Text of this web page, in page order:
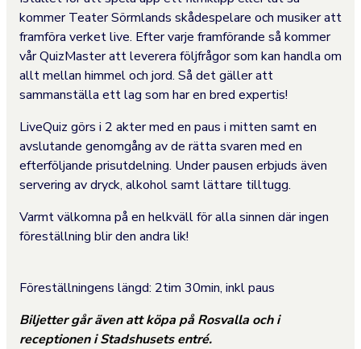
kommer Teater Sörmlands skådespelare och musiker att
framföra verket live. Efter varje framförande så kommer
vår QuizMaster att leverera följfrågor som kan handla om
allt mellan himmel och jord. Så det gäller att
sammanställa ett lag som har en bred expertis!
LiveQuiz görs i 2 akter med en paus i mitten samt en
avslutande genomgång av de rätta svaren med en
efterföljande prisutdelning. Under pausen erbjuds även
servering av dryck, alkohol samt lättare tilltugg.
Varmt välkomna på en helkväll för alla sinnen där ingen
föreställning blir den andra lik!
Föreställningens längd: 2tim 30min, inkl paus
Biljetter går även att köpa på Rosvalla och i
receptionen i Stadshusets entré.